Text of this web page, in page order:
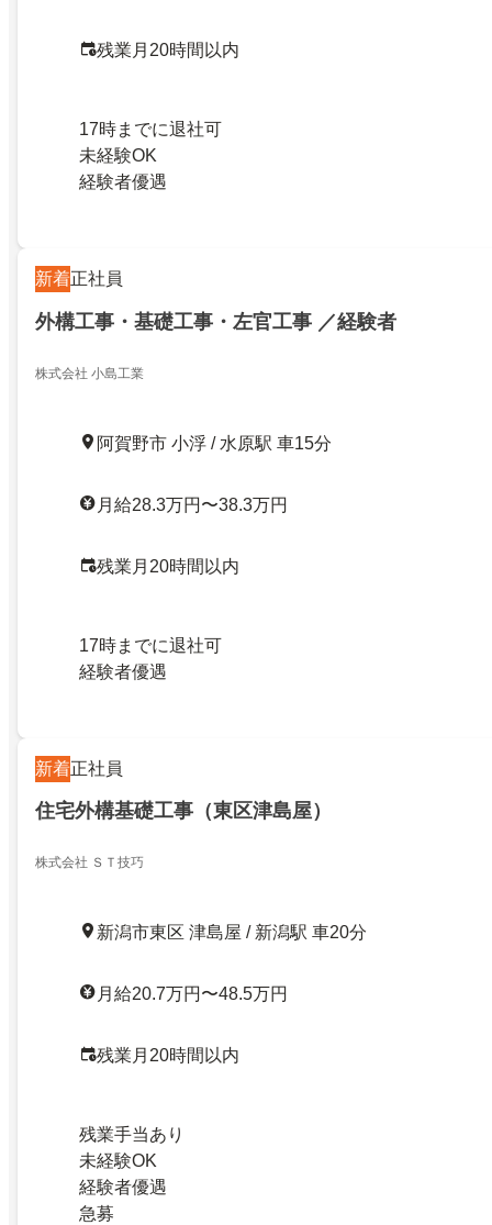
残業月20時間以内
17時までに退社可
未経験OK
経験者優遇
新着正社員
外構工事・基礎工事・左官工事 ／経験者
株式会社 小島工業
阿賀野市 小浮 / 水原駅 車15分
月給28.3万円〜38.3万円
残業月20時間以内
17時までに退社可
経験者優遇
新着正社員
住宅外構基礎工事（東区津島屋）
株式会社 ＳＴ技巧
新潟市東区 津島屋 / 新潟駅 車20分
月給20.7万円〜48.5万円
残業月20時間以内
残業手当あり
未経験OK
経験者優遇
急募